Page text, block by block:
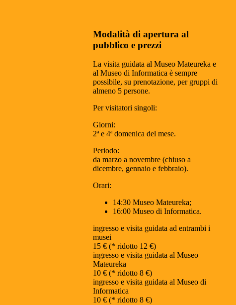
Modalità di apertura al
pubblico e prezzi
La visita guidata al Museo Mateureka e
al Museo di Informatica è sempre
possibile, su prenotazione, per gruppi di
almeno 5 persone.
Per visitatori singoli:
Giorni:
2ª e 4ª domenica del mese.
Periodo:
da marzo a novembre (chiuso a
dicembre, gennaio e febbraio).
Orari:
14:30 Museo Mateureka;
16:00 Museo di Informatica.
ingresso e visita guidata ad entrambi i
musei
15 € (* ridotto 12 €)
ingresso e visita guidata al Museo
Mateureka
10 € (* ridotto 8 €)
ingresso e visita guidata al Museo di
Informatica
10 € (* ridotto 8 €)